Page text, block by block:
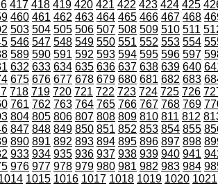
417 418 419 420 421 422 423 424 425
460 461 462 463 464 465 466 467 468
503 504 505 506 507 508 509 510 511
546 547 548 549 550 551 552 553 554
589 590 591 592 593 594 595 596 597
632 633 634 635 636 637 638 639 640
675 676 677 678 679 680 681 682 683
718 719 720 721 722 723 724 725 726
761 762 763 764 765 766 767 768 769
804 805 806 807 808 809 810 811 812
847 848 849 850 851 852 853 854 855
890 891 892 893 894 895 896 897 898
933 934 935 936 937 938 939 940 941
976 977 978 979 980 981 982 983 984
1015 1016 1017 1018 1019 1020 1021